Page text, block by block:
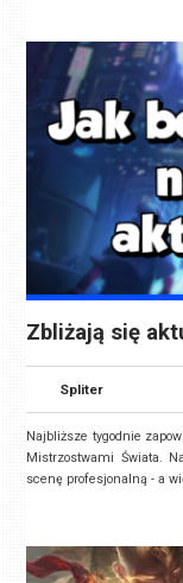
Zbliżają się
Spliter
Najbliższe tygodnie
Mistrzostwami Świata.
scenę profesjonalną - a